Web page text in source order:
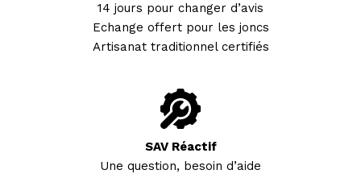
14 jours pour changer d’avis
Echange offert pour les joncs
Artisanat traditionnel certifiés
SAV Réactif
Une question, besoin d’aide